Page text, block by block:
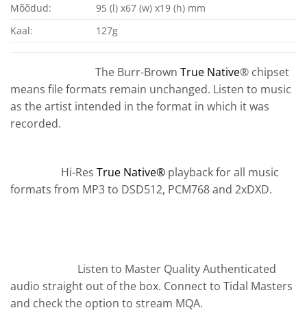
Mõõdud:
95 (l) x67 (w) x19 (h) mm
Kaal:
127g
The Burr-Brown True Native® chipset
means file formats remain unchanged. Listen to music
as the artist intended in the format in which it was
recorded.
Hi-Res True Native® playback for all music
formats from MP3 to DSD512, PCM768 and 2xDXD.
Listen to Master Quality Authenticated
audio straight out of the box. Connect to Tidal Masters
and check the option to stream MQA.